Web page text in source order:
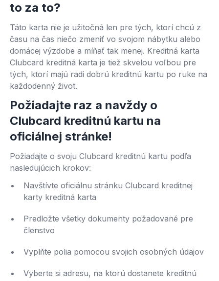
to za to?
Táto karta nie je užitočná len pre tých, ktorí chcú z
času na čas niečo zmeniť vo svojom nábytku alebo
domácej výzdobe a míňať tak menej. Kreditná karta
Clubcard kreditná karta je tiež skvelou voľbou pre
tých, ktorí majú radi dobrú kreditnú kartu po ruke na
každodenný život.
Požiadajte raz a navždy o
Clubcard kreditnú kartu na
oficiálnej stránke!
Požiadajte o svoju Clubcard kreditnú kartu podľa
nasledujúcich krokov:
Navštívte oficiálnu stránku Clubcard kreditnej
karty kreditná karta
Predložte všetky dokumenty požadované pre
členstvo
Vyplňte polia pomocou svojich osobných údajov
Vyberte si adresu, na ktorú dostanete kreditnú